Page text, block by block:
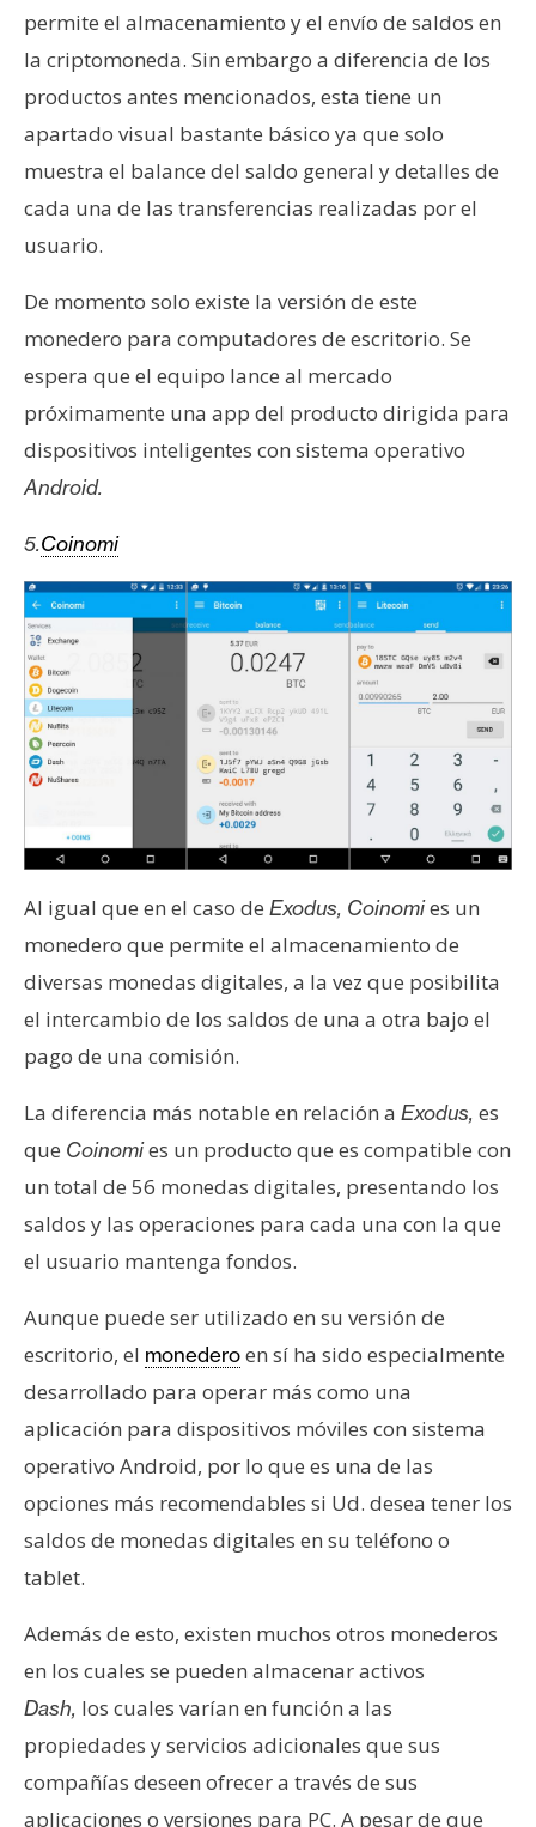
permite el almacenamiento y el envío de saldos en
la criptomoneda. Sin embargo a diferencia de los
productos antes mencionados, esta tiene un
apartado visual bastante básico ya que solo
muestra el balance del saldo general y detalles de
cada una de las transferencias realizadas por el
usuario.
De momento solo existe la versión de este
monedero para computadores de escritorio. Se
espera que el equipo lance al mercado
próximamente una app del producto dirigida para
dispositivos inteligentes con sistema operativo
Android.
5.Coinomi
Al igual que en el caso de Exodus, Coinomies un
monedero que permite el almacenamiento de
diversas monedas digitales, a la vez que posibilita
el intercambio de los saldos de una a otra bajo el
pago de una comisión.
La diferencia más notable en relación a Exodus, es
que Coinomies un producto que es compatible con
un total de 56 monedas digitales, presentando los
saldos y las operaciones para cada una con la que
el usuario mantenga fondos.
Aunque puede ser utilizado en su versión de
escritorio, el monederoen sí ha sido especialmente
desarrollado para operar más como una
aplicación para dispositivos móviles con sistema
operativo Android, por lo que es una de las
opciones más recomendables si Ud. desea tener los
saldos de monedas digitales en su teléfono o
tablet.
Además de esto, existen muchos otros monederos
en los cuales se pueden almacenar activos
Dash, los cuales varían en función a las
propiedades y servicios adicionales que sus
compañías deseen ofrecer a través de sus
aplicaciones o versiones para PC. A pesar de que